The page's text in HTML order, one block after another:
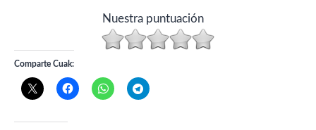
Nuestra puntuación
Comparte Cuak: